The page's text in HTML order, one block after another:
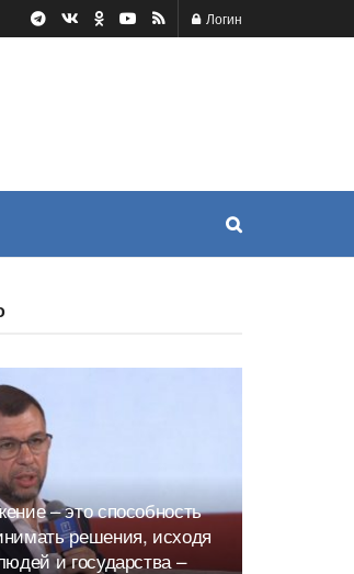
Логин
– это способность
решения, исходя
и государства –